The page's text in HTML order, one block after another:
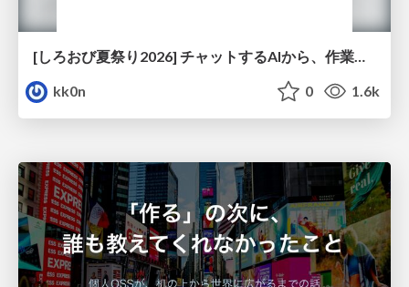
[しろおび夏祭り2026] チャットするAIから、作業するAIへ - 使われ方の変化と、その裏側で起きていること
kk0n
0 1.6k